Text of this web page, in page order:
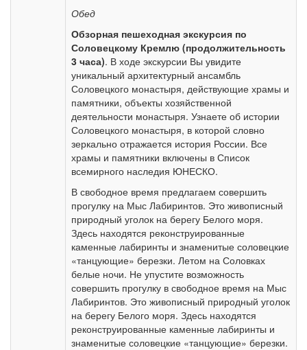
Обед
Обзорная пешеходная экскурсия по
Соловецкому Кремлю (продолжительность
3 часа). В ходе экскурсии Вы увидите
уникальный архитектурный ансамбль
Соловецкого монастыря, действующие храмы и
памятники, объекты хозяйственной
деятельности монастыря. Узнаете об истории
Соловецкого монастыря, в которой словно
зеркально отражается история России. Все
храмы и памятники включены в Список
всемирного наследия ЮНЕСКО.
В свободное время предлагаем совершить
прогулку на Мыс Лабиринтов. Это живописный
природный уголок на берегу Белого моря.
Здесь находятся реконструированные
каменные лабиринты и знаменитые соловецкие
«танцующие» березки. Летом на Соловках
белые ночи. Не упустите возможность
совершить прогулку в свободное время на Мыс
Лабиринтов. Это живописный природный уголок
на берегу Белого моря. Здесь находятся
реконструированные каменные лабиринты и
знаменитые соловецкие «танцующие» березки.